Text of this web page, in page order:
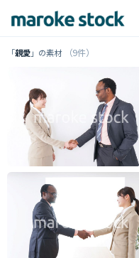
「親愛」の素材 （9件）